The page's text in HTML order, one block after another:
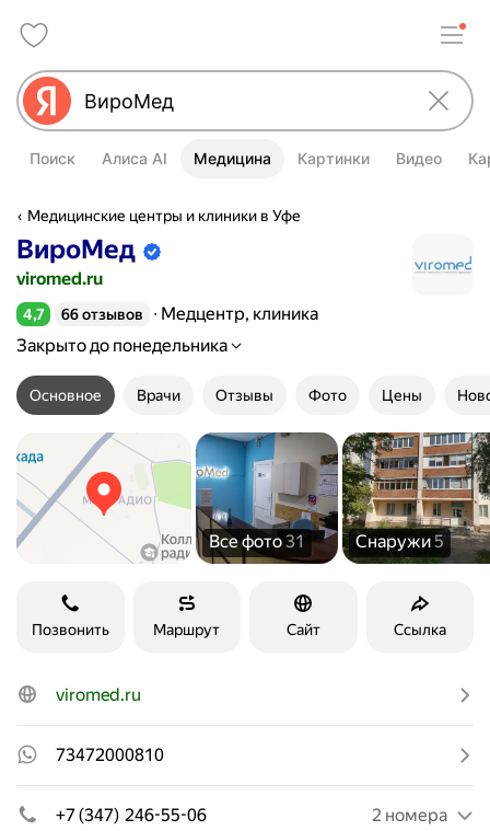
Поиск Алиса AI Медицина Картинки Видео
Медицинские центры и клиники в Уфе
ВироМед
Информация об организации
viromed.ru
Рейтинг 4,7 из 5
4,7 66 отзывов
Медцентр, клиника
Закрыто до понедельника
Основное Врачи Отзывы Фото Цены
Все фото31 Снаружи5
Позвонить Маршрут Сайт Ссылка
viromed.ru
73472000810
+7 (347) 246-55-06 2 номера